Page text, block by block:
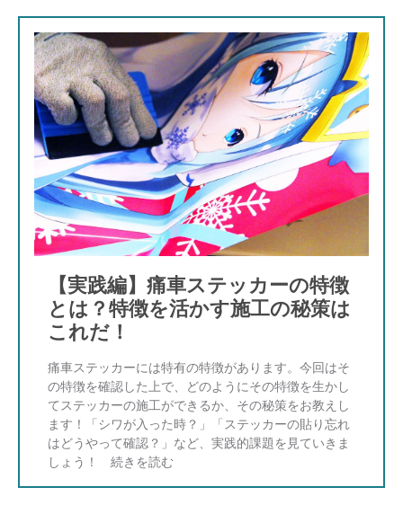
【実践編】痛車ステッカーの特徴
とは？特徴を活かす施工の秘策は
これだ！
痛車ステッカーには特有の特徴があります。今回はそ
の特徴を確認した上で、どのようにその特徴を生かし
てステッカーの施工ができるか、その秘策をお教えし
ます！「シワが入った時？」「ステッカーの貼り忘れ
はどうやって確認？」など、実践的課題を見ていきま
しょう！